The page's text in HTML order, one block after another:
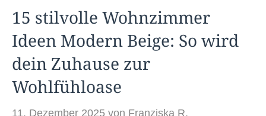
15 stilvolle Wohnzimmer
Ideen Modern Beige: So wird
dein Zuhause zur
Wohlfühloase
11. Dezember 2025 von Franziska R.